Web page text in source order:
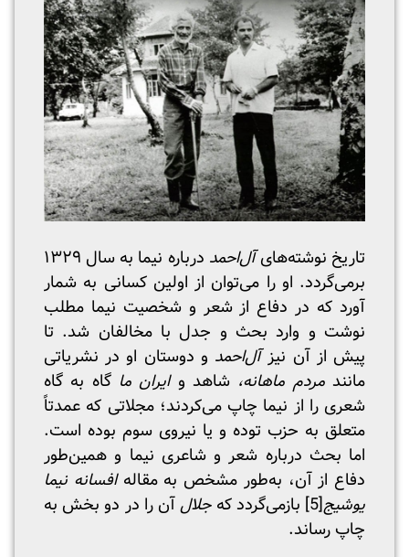
تاریخ نوشته‌هایآل‌احمد
درباره نیما به سال ۱۳۲۹
برمی‌گردد. او را می‌توان از اولین کسانی به شمار
آورد که در دفاع از شعر و شخصیت نیما مطلب
نوشت و وارد بحث و جدل با مخالفان شد. تا
پیش از آن نیزآل‌احمد و دوستان او در نشریاتی
مانندمردم ماهانه، شاهد وایران ماگاه به گاه
شعری را از نیما چاپ می‌کردند؛ مجلاتی که عمدتاً
متعلق به حزب توده و یا نیروی سوم بوده است.
اما بحث درباره شعر و شاعری نیما و همین‌‌طور
دفاع از آن، به‌طور مشخص به مقالهافسانه نیما
یوشیج[5] بازمی‌گردد کهجلالآن را در دو بخش به
چاپ رساند.